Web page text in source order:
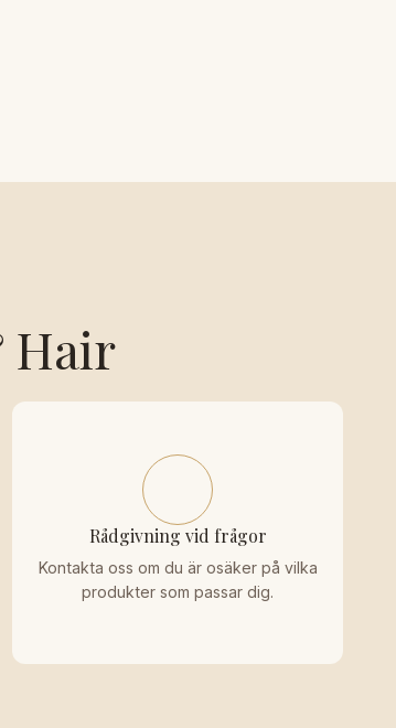
Hair
Rådgivning vid frågor
Kontakta oss om du är osäker på vilka
produkter som passar dig.